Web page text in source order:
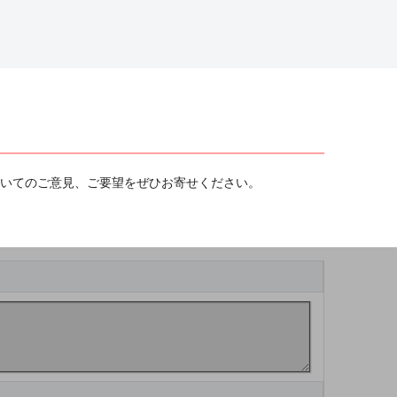
のご意見、ご要望をぜひお寄せください。